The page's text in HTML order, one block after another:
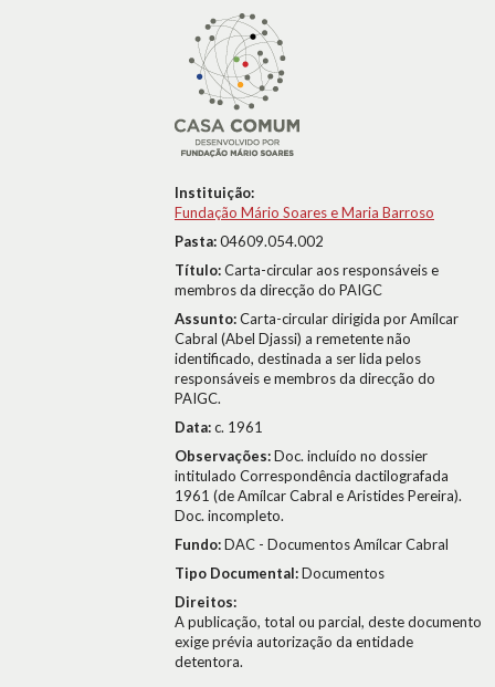
Instituição:
Fundação Mário Soares e Maria Barroso
Pasta:04609.054.002
Título:Carta-circular aos responsáveis e
membros da direcção do PAIGC
Assunto:Carta-circular dirigida por Amílcar
Cabral (Abel Djassi) a remetente não
identificado, destinada a ser lida pelos
responsáveis e membros da direcção do
PAIGC.
Data:c. 1961
Observações:Doc. incluído no dossier
intitulado Correspondência dactilografada
1961 (de Amílcar Cabral e Aristides Pereira).
Doc. incompleto.
Fundo:DAC - Documentos Amílcar Cabral
Tipo Documental:Documentos
Direitos:
A publicação, total ou parcial, deste documento
exige prévia autorização da entidade
detentora.